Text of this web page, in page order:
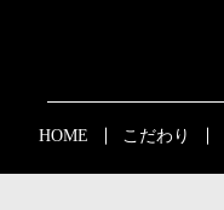
HOME こだわり